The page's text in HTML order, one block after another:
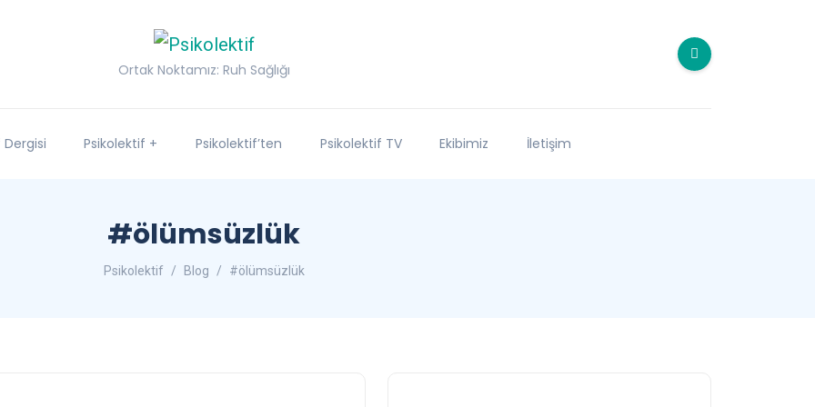
Ortak Noktamız: Ruh Sağlığı
Psikolektif + Psikolektif’ten Psikolektif TV Ekibimiz İletişim
#ölümsüzlük
Psikolektif Blog #ölümsüzlük